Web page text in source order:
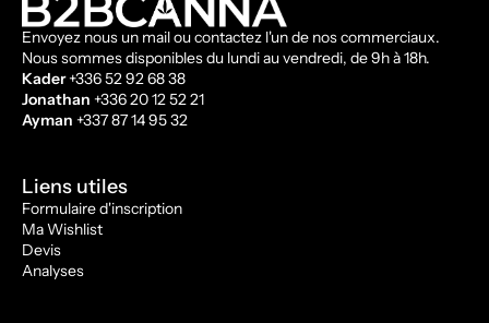
Envoyez nous un mail ou contactez l'un de nos commerciaux.
Nous sommes disponibles du lundi au vendredi, de 9h à 18h.
Kader+336 52 92 68 38
Jonathan +336 20 12 52 21
Ayman +337 87 14 95 32
Liens utiles
Formulaire d'inscription
Ma Wishlist
Devis
Analyses